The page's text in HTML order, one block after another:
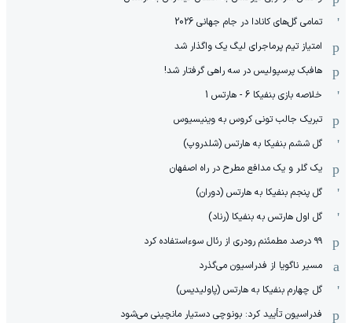
تمامی گل‌های کانادا در جام جهانی 2026
امتیاز تیم پرماجرای لیگ یک واگذار شد
هافبک پرسپولیس در سه راهی گرفتار شد!
خلاصه بازی بنفیکا 6 - هارتس 1
تبریک جالب تونی کروس به وینیسیوس
گل ششم بنفیکا به هارتس (شلدروپ)
یک گلر و یک مدافع مطرح در راه اصفهان
گل پنجم بنفیکا به هارتس (دوران)
گل اول هارتس به بنفیکا (رناد)
۹۹ درصد مطمئنم رودری از رئال سوءاستفاده کرد
مسیر ناگویا از فدراسیون می‌گذرد
گل چهارم بنفیکا به هارتس (پاولیدیس)
فدراسیون تأیید کرد: بونوچی دستیار مانچینی می‌شود